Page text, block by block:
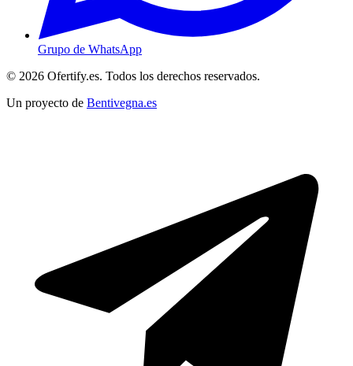
Grupo de WhatsApp
© 2026 Ofertify.es. Todos los derechos reservados.
Un proyecto de Bentivegna.es